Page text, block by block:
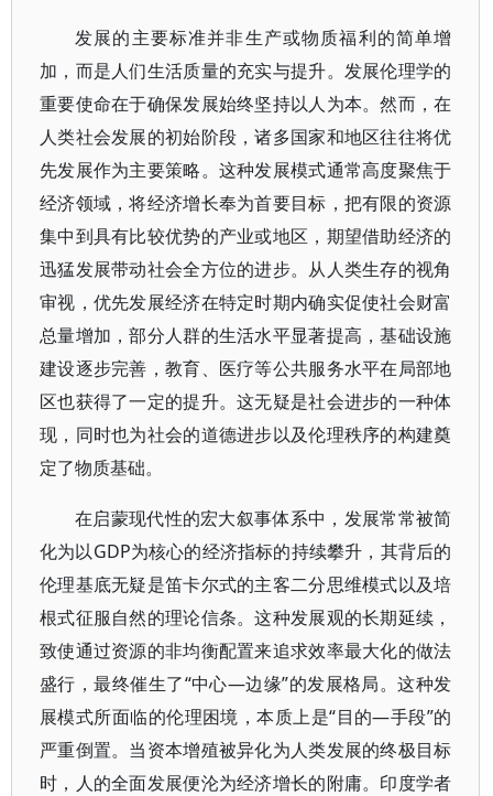
发展的主要标准并非生产或物质福利的简单增
加，而是人们生活质量的充实与提升。发展伦理学的
重要使命在于确保发展始终坚持以人为本。然而，在
人类社会发展的初始阶段，诸多国家和地区往往将优
先发展作为主要策略。这种发展模式通常高度聚焦于
经济领域，将经济增长奉为首要目标，把有限的资源
集中到具有比较优势的产业或地区，期望借助经济的
迅猛发展带动社会全方位的进步。从人类生存的视角
审视，优先发展经济在特定时期内确实促使社会财富
总量增加，部分人群的生活水平显著提高，基础设施
建设逐步完善，教育、医疗等公共服务水平在局部地
区也获得了一定的提升。这无疑是社会进步的一种体
现，同时也为社会的道德进步以及伦理秩序的构建奠
定了物质基础。
在启蒙现代性的宏大叙事体系中，发展常常被简
化为以GDP为核心的经济指标的持续攀升，其背后的
伦理基底无疑是笛卡尔式的主客二分思维模式以及培
根式征服自然的理论信条。这种发展观的长期延续，
致使通过资源的非均衡配置来追求效率最大化的做法
盛行，最终催生了“中心—边缘”的发展格局。这种发
展模式所面临的伦理困境，本质上是“目的—手段”的
严重倒置。当资本增殖被异化为人类发展的终极目标
时，人的全面发展便沦为经济增长的附庸。印度学者